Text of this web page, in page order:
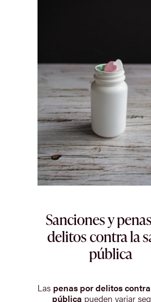
Sanciones y
delitos contra la
pública
Las penas por delitos
pública pueden variar